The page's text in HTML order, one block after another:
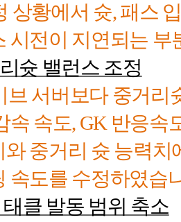
상황에서 슛,패스
시전이 지연되는
슛 밸런스 조정
브 서버보다 중거리
속 속도, GK 반응속
와 중거리 슛 능력치
속도를 수정하였습
클 발동 범위 축소